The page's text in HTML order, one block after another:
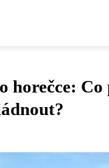
horečce: